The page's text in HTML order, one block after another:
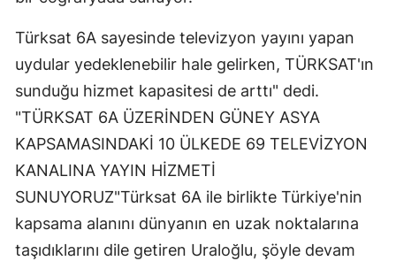
Türksat 6A sayesinde televizyon yayını yapan
uydular yedeklenebilir hale gelirken, TÜRKSAT'ın
sunduğu hizmet kapasitesi de arttı" dedi.
"TÜRKSAT 6A ÜZERİNDEN GÜNEY ASYA
KAPSAMASINDAKİ 10 ÜLKEDE 69 TELEVİZYON
KANALINA YAYIN HİZMETİ
SUNUYORUZ"Türksat 6A ile birlikte Türkiye'nin
kapsama alanını dünyanın en uzak noktalarına
taşıdıklarını dile getiren Uraloğlu, şöyle devam